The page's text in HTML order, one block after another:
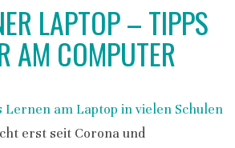
LAPTOP – TIPPS
AM COMPUTER
Lernen am Laptop in vielen Schulen
erst seit Corona und